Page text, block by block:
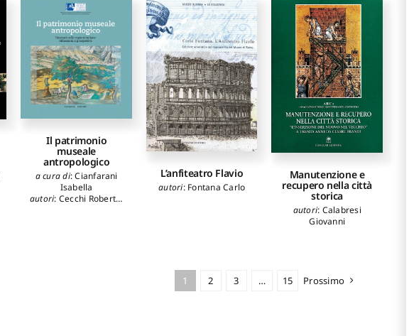
Il patrimonio
museale
antropologico
a cura di:Cianfarani
Isabella
autori: Cecchi Roberto,
L’anfiteatro Flavio
autori: Fontana Carlo
Manutenzione e
recupero nella città
storica
autori: Calabresi
Giovanni
1 2 3 … 15 Prossimo